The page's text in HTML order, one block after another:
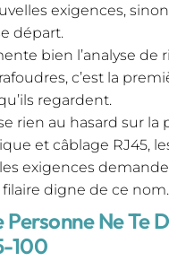
exigences,
départ.
bien l’analyse de
c’est la
regardent.
rien au hasard sur la
et câblage RJ45,
exigences
filaire digne de ce nom.
Personne Ne Te
100